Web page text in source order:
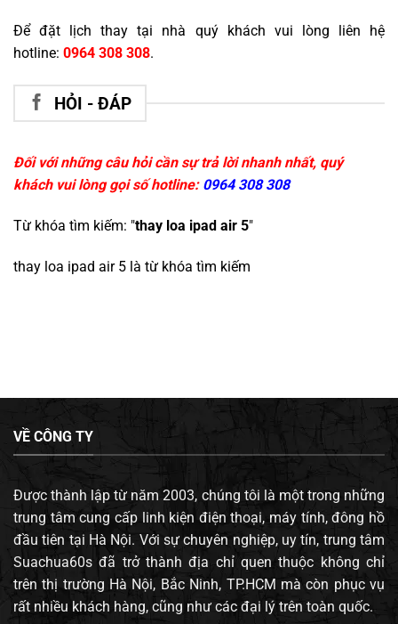
Để đặt lịch thay tại nhà quý khách vui lòng liên hệ
hotline: 0964 308 308.
HỎI - ĐÁP
Đối với những câu hỏi cần sự trả lời nhanh nhất, quý
khách vui lòng gọi số hotline: 0964 308 308
Từ khóa tìm kiếm: "thay loa ipad air 5"
thay loa ipad air 5 là từ khóa tìm kiếm
VỀ CÔNG TY
Được thành lập từ năm 2003, chúng tôi là một trong những
trung tâm cung cấp linh kiện điện thoại, máy tính, đông hồ
đầu tiên tại Hà Nội. Với sự chuyên nghiệp, uy tín, trung tâm
Suachua60s đã trở thành địa chỉ quen thuộc không chỉ
trên thị trường Hà Nội, Bắc Ninh, TP.HCM mà còn phục vụ
rất nhiều khách hàng, cũng như các đại lý trên toàn quốc.